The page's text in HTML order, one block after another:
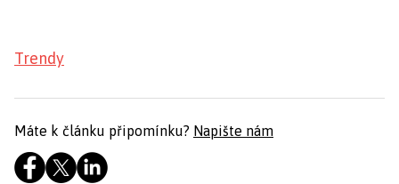
Trendy
Máte k článku připomínku? Napište nám